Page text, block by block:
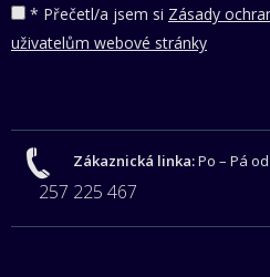
* Přečetl/a jsem si Zásady
uživatelům webové stránky
Zákaznická linka:Po – Pá
257 225 467